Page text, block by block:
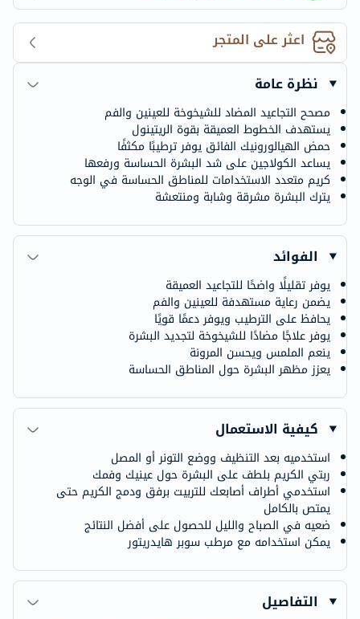
اعثر على المتجر
نظرة عامة
مصحح التجاعيد المضاد للشيخوخة للعينين والفم
يستهدف الخطوط العميقة بقوة الريتينول
حمض الهيالورونيك الفائق يوفر ترطيبًا مكثفًا
يساعد الكولاجين على شد البشرة الحساسة ورفعها
كريم متعدد الاستخدامات للمناطق الحساسة في الوجه
يترك البشرة مشرقة وشابة ومنتعشة
الفوائد
يوفر تقليلًا واضحًا للتجاعيد العميقة
يضمن رعاية مستهدفة للعينين والفم
يحافظ على الترطيب ويوفر دعمًا قويًا
يوفر علاجًا مضادًا للشيخوخة لتجديد البشرة
ينعم الملمس ويحسن المرونة
يعزز مظهر البشرة حول المناطق الحساسة
كيفية الاستعمال
استخدميه بعد التنظيف ووضع التونر أو المصل
ربتي الكريم بلطف على البشرة حول عينيك وفمك
استخدمي أطراف أصابعك للتربيت برفق ودمج الكريم حتى
يمتص بالكامل
ضعيه في الصباح والليل للحصول على أفضل النتائج
يمكن استخدامه مع مرطب سوبر هايدريتور
التفاصيل